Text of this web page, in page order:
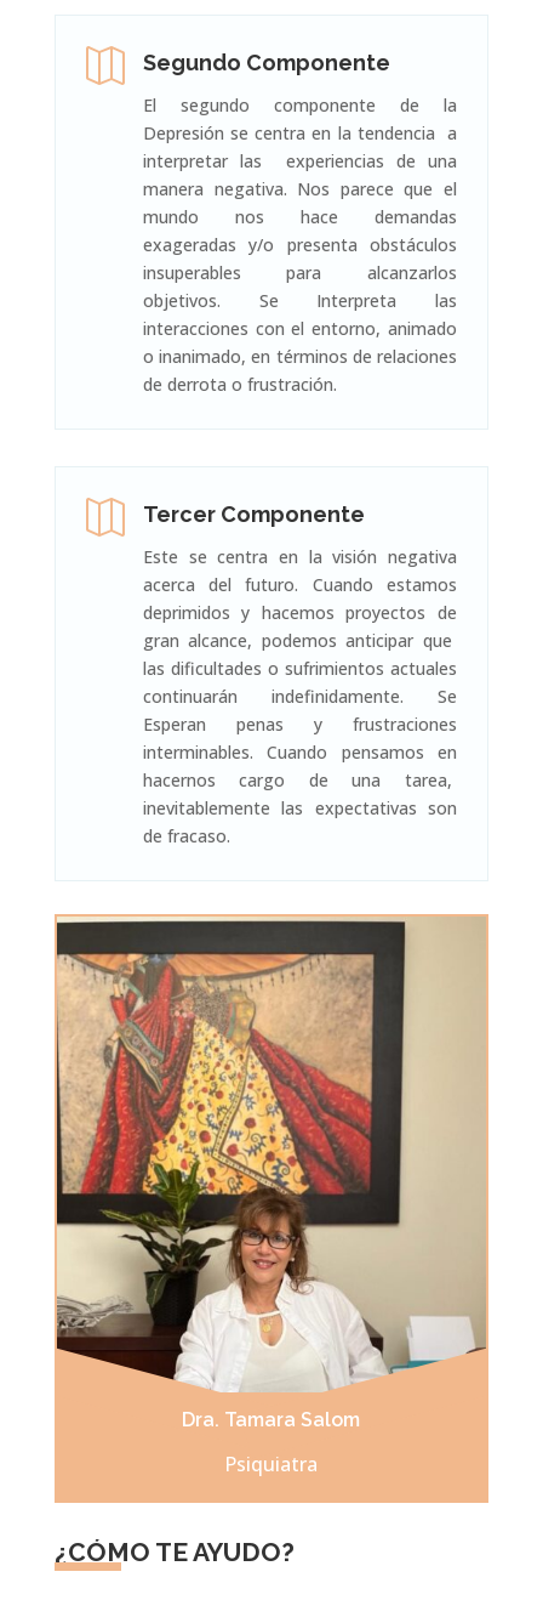
 Segundo Componente
El segundo componente de la
Depresión se centra en la tendencia a
interpretar las experiencias de una
manera negativa. Nos parece que el
mundo nos hace demandas
exageradas y/o presenta obstáculos
insuperables para alcanzarlos
objetivos. Se Interpreta las
interacciones con el entorno, animado
o inanimado, en términos de relaciones
de derrota o frustración.
 Tercer Componente
Este se centra en la visión negativa
acerca del futuro. Cuando estamos
deprimidos y hacemos proyectos de
gran alcance, podemos anticipar que
las dificultades o sufrimientos actuales
continuarán indefinidamente. Se
Esperan penas y frustraciones
interminables. Cuando pensamos en
hacernos cargo de una tarea,
inevitablemente las expectativas son
de fracaso.
Dra. Tamara Salom
Psiquiatra
¿CÓMO TE AYUDO?